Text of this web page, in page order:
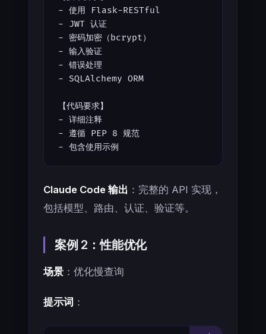
- 使用 Flask-RESTful
- JWT 认证
- 密码加密（bcrypt）
- 输入验证
- 错误处理
- SQLAlchemy ORM
【代码要求】
- 详细注释
- 遵循 PEP 8 规范
- 包含使用示例
Claude Code 输出 ：完整的 API 实现，
包括模型、路由、认证、验证等。
案例 2：性能优化
场景 ：优化慢查询
提示词 ：